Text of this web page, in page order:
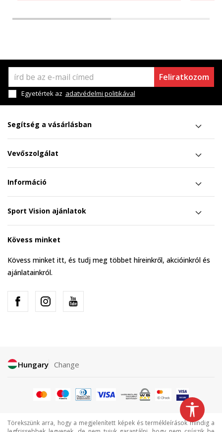
Feliratkozom
Egyetértek az adatvédelmi politikával
Segítség a vásárlásban
Vevőszolgálat
Információ
Sport Vision ajánlatok
Kövess minket
Kövess minket itt, és tudj meg többet híreinkről, akcióinkról és
ajánlatainkról.
Hungary Change
Törekszünk arra, hogy a megjelenített képek és termékleírások mindig a